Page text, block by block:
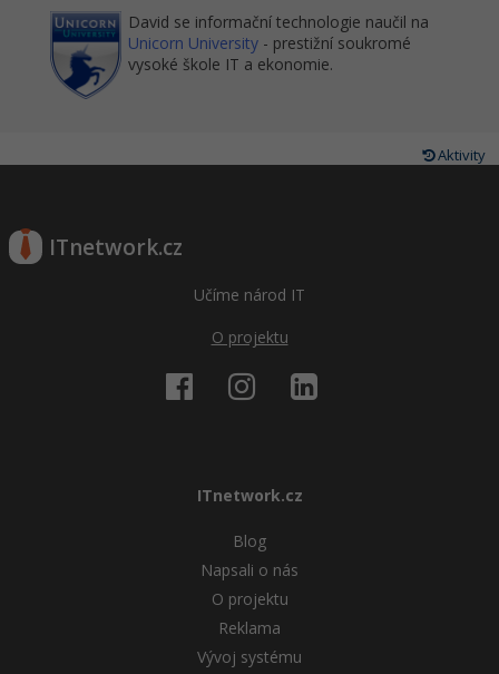
David se informační technologie naučil na
Unicorn University - prestižní soukromé
vysoké škole IT a ekonomie.
Aktivity
ITnetwork.cz
Učíme národ IT
O projektu
ITnetwork.cz
Blog
Napsali o nás
O projektu
Reklama
Vývoj systému